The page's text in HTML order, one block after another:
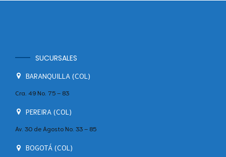
SUCURSALES
BARANQUILLA (COL)
Cra. 49 No. 75 – 83
PEREIRA (COL)
Av. 30 de Agosto No. 33 – 85
BOGOTÁ (COL)